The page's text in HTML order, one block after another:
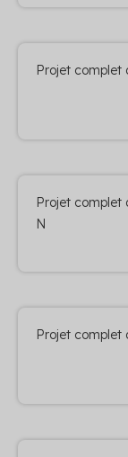
Projet complet
Projet complet
N
Projet complet